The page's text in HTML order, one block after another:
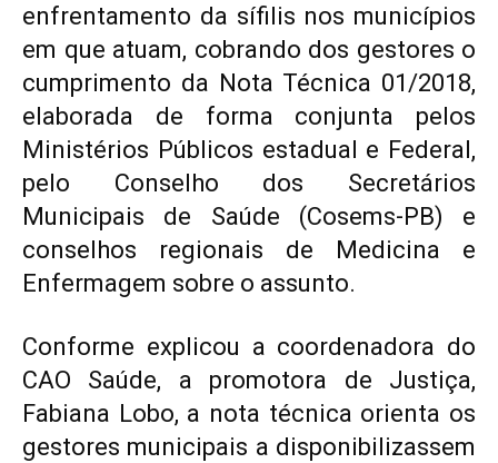
enfrentamento da sífilis nos municípios
em que atuam, cobrando dos gestores o
cumprimento da Nota Técnica 01/2018,
elaborada de forma conjunta pelos
Ministérios Públicos estadual e Federal,
pelo Conselho dos Secretários
Municipais de Saúde (Cosems-PB) e
conselhos regionais de Medicina e
Enfermagem sobre o assunto.
Conforme explicou a coordenadora do
CAO Saúde, a promotora de Justiça,
Fabiana Lobo, a nota técnica orienta os
gestores municipais a disponibilizassem